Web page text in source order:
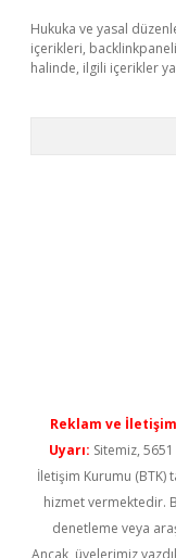
Hukuka ve yasal
içerikleri,
halinde, ilgili içerikler
Reklam ve
Uyarı: Sitemiz,
İletişim Kurumu (BTK)
hizmet vermektedir.
denetleme veya
Ancak, üyelerimiz